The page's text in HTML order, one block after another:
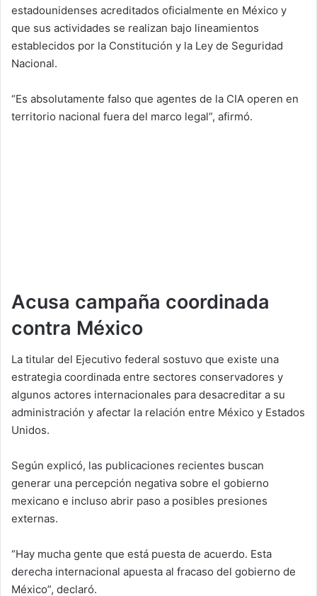
estadounidenses acreditados oficialmente en México y
que sus actividades se realizan bajo lineamientos
establecidos por la Constitución y la Ley de Seguridad
Nacional.
“Es absolutamente falso que agentes de la CIA operen en
territorio nacional fuera del marco legal”, afirmó.
Acusa campaña coordinada
contra México
La titular del Ejecutivo federal sostuvo que existe una
estrategia coordinada entre sectores conservadores y
algunos actores internacionales para desacreditar a su
administración y afectar la relación entre México y Estados
Unidos.
Según explicó, las publicaciones recientes buscan
generar una percepción negativa sobre el gobierno
mexicano e incluso abrir paso a posibles presiones
externas.
“Hay mucha gente que está puesta de acuerdo. Esta
derecha internacional apuesta al fracaso del gobierno de
México”, declaró.